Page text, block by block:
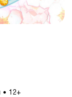
12+